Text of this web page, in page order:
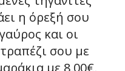
η όρεξή σου
και οι
σου με
με 8,00€,